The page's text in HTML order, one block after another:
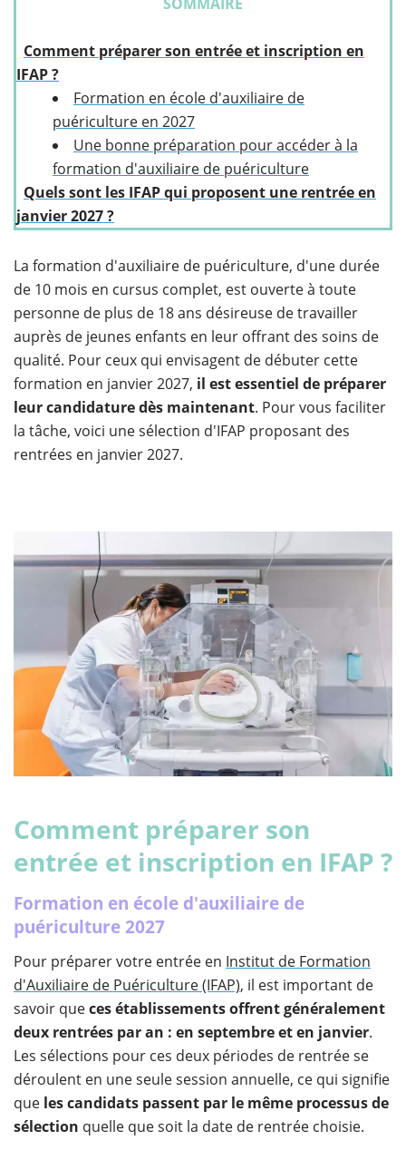
Comment préparer son entrée et inscription en
IFAP ?
Formation en école d'auxiliaire de
puériculture en 2027
Une bonne préparation pour accéder à la
formation d'auxiliaire de puériculture
Quels sont les IFAP qui proposent une rentrée en
janvier 2027 ?
La formation d'auxiliaire de puériculture, d'une durée
de 10 mois en cursus complet, est ouverte à toute
personne de plus de 18 ans désireuse de travailler
auprès de jeunes enfants en leur offrant des soins de
qualité. Pour ceux qui envisagent de débuter cette
formation en janvier 2027, il est essentiel de préparer
leur candidature dès maintenant. Pour vous faciliter
la tâche, voici une sélection d'IFAP proposant des
rentrées en janvier 2027.
Comment préparer son
entrée et inscription en IFAP ?
Formation en école d'auxiliaire de
puériculture 2027
Pour préparer votre entrée en Institut de Formation
d'Auxiliaire de Puériculture (IFAP), il est important de
savoir queces établissements offrent généralement
deux rentrées par an : en septembre et en janvier.
Les sélections pour ces deux périodes de rentrée se
déroulent en une seule session annuelle, ce qui signifie
que les candidats passent par le même processus de
sélection quelle que soit la date de rentrée choisie.